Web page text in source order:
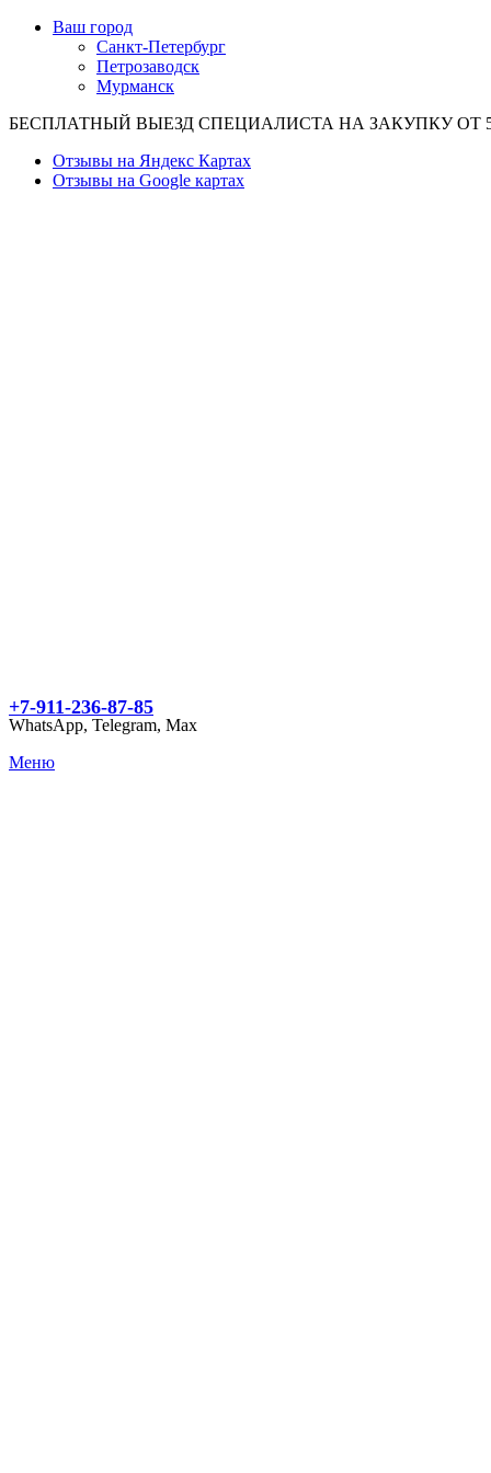
Ваш город
Санкт-Петербург
Петрозаводск
Мурманск
БЕСПЛАТНЫЙ ВЫЕЗД СПЕЦИАЛИСТА НА ЗАКУПКУ ОТ
Отзывы на Яндекс Картах
Отзывы на Google картах
+7-911-236-87-85
WhatsApp, Telegram, Max
Меню